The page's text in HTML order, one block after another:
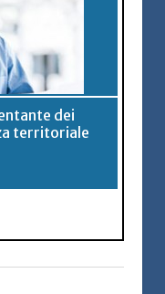
dei
territoriale